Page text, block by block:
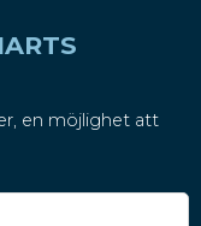
en möjlighet att